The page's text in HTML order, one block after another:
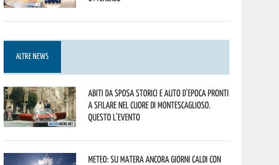
ALTRE NEWS
Abiti da sposa storici e auto d’epoca pronti
a sfilare nel cuore di Montescaglioso.
Questo l’evento
Meteo: su Matera ancora giorni caldi con